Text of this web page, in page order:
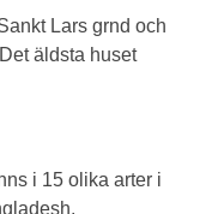
Lars grnd och
äldsta huset
i 15 olika arter i